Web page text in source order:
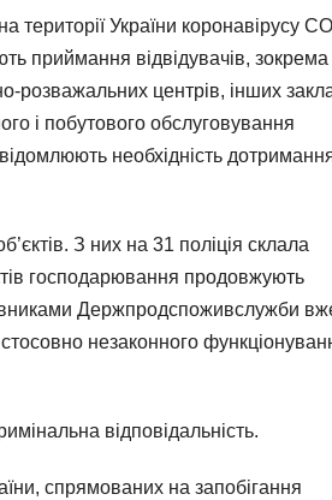
України коронавірусу
приймання відвідувачів, зокрема
розважальних центрів, інших
і побутового обслуговування
необхідність
З них на 31 поліція склала
господарювання продовжують
Держпродспоживслужби
незаконного
відповідальність.
спрямованих на запобігання